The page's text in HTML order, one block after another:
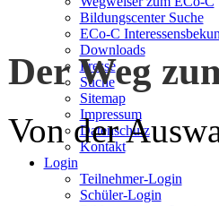
Bildungscenter Suche
ECo-C
Downloads
Presse
Suche
Sitemap
Impressum
Datenschutz
Kontakt
Login
Teilnehmer-Login
Schüler-Login
Der Weg
Von der